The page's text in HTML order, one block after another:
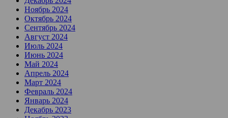
Ноябрь 2024
Октябрь 2024
Сентябрь 2024
Август 2024
Июль 2024
Июнь 2024
Май 2024
Апрель 2024
Март 2024
Февраль 2024
Январь 2024
Декабрь 2023